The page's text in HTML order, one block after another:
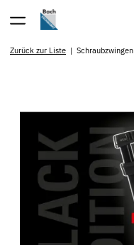
Zurück zur Liste Schraubzwingen